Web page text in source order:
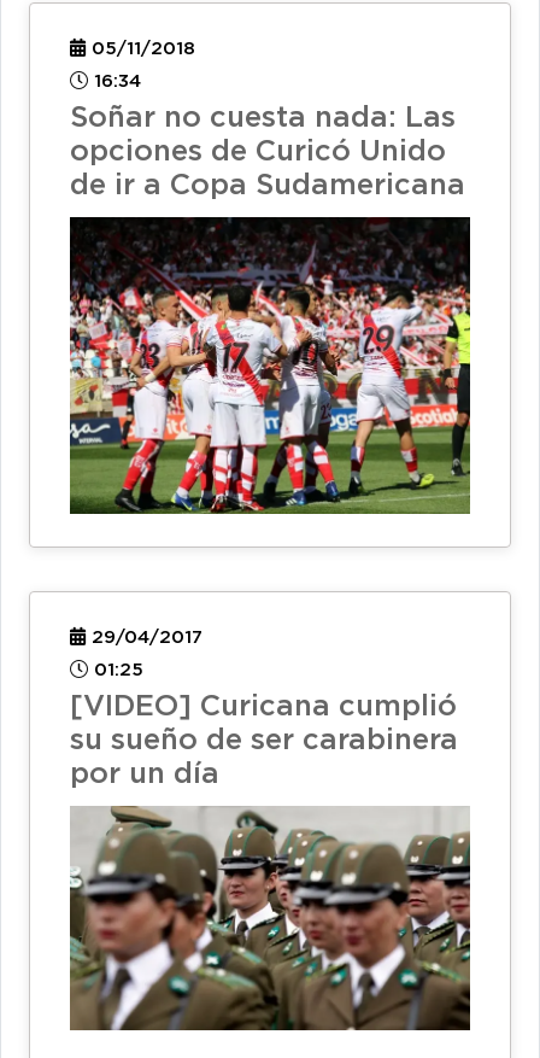
05/11/2018
16:34
Soñar no cuesta nada: Las
opciones de Curicó Unido
de ir a Copa Sudamericana
29/04/2017
01:25
[VIDEO] Curicana cumplió
su sueño de ser carabinera
por un día